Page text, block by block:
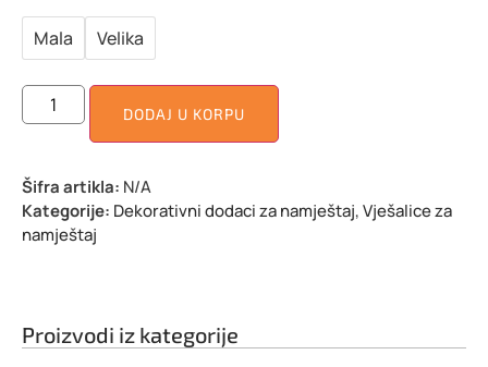
Mala Velika
DODAJ U KORPU
Šifra artikla: N/A
Kategorije: Dekorativni dodaci za namještaj,Vješalice za
namještaj
Proizvodi iz kategorije